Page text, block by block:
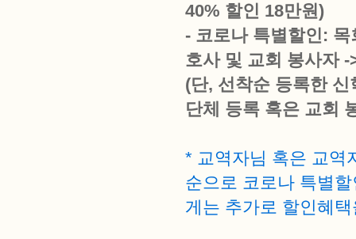
40% 할인 18만원)
- 코로나 특별할인:
호사 및 교회 봉사자 -
(단, 선착순 등록한
단체 등록 혹은 교회
* 교역자님 혹은 교역
순으로 코로나 특별
게는 추가로 할인혜